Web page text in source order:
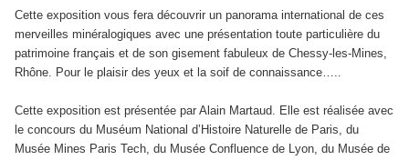
Cette exposition vous fera découvrir un panorama international de ces
merveilles minéralogiques avec une présentation toute particulière du
patrimoine français et de son gisement fabuleux de Chessy-les-Mines,
Rhône. Pour le plaisir des yeux et la soif de connaissance…..
Cette exposition est présentée par Alain Martaud. Elle est réalisée avec
le concours du Muséum National d’Histoire Naturelle de Paris, du
Musée Mines Paris Tech, du Musée Confluence de Lyon, du Musée de